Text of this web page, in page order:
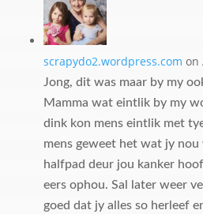
scrapydo2.wordpress.com on
Jong, dit was maar by my
Mamma wat eintlik by my
dink kon mens eintlik met
mens geweet het wat jy nou
halfpad deur jou kanker
eers ophou. Sal later weer
goed dat jy alles so herleef